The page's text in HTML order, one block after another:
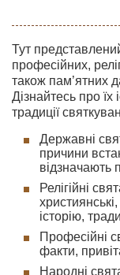
Тут
професійних,
також пам’ятних
Дізнайтесь про їх
традиції
Державні
причини
відзначають
Релігійні
історію,
Професійні
факти,
Народні